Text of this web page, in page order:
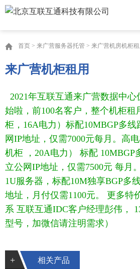
首页 > 来广营服务器托管 > 来广营机房机柜租
来广营机柜租用
2021年互联互通来广营数据中心
始啦，前100名客户，整个机柜租
柜，16A电力）标配10MBGP多
网IP地址，仅需7000元每月。高
机柜 ，20A电力） 标配 10MBGP
立公网IP地址，仅需7500元 每月
1U服务器，标配10M独享BGP多
地址，月付仅需1100元。 更多特
系 互联互通IDC客户经理彭伟，
型号，加微信请注明需求）
+ 相关产品
微
百